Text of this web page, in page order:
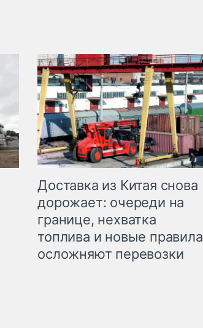
Доставка из Китая снова
дорожает: очереди на
границе, нехватка
топлива и новые правила
осложняют перевозки